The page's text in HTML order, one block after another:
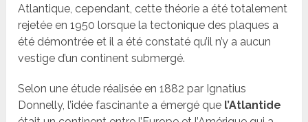
Atlantique, cependant, cette théorie a été totalement
rejetée en 1950 lorsque la tectonique des plaques a
été démontrée et il a été constaté qu’il n’y a aucun
vestige d’un continent submergé.
Selon une étude réalisée en 1882 par Ignatius
Donnelly, l’idée fascinante a émergé que l’Atlantide